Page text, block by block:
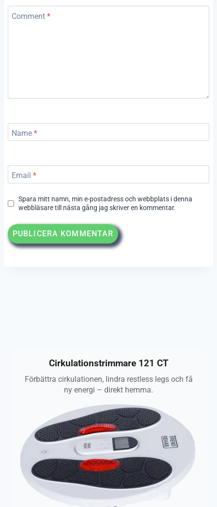
Comment *
Name *
Email *
Spara mitt namn, min e-postadress och webbplats i denna
webbläsare till nästa gång jag skriver en kommentar.
Cirkulationstrimmare 121 CT
Förbättra cirkulationen, lindra restless legs och få
ny energi – direkt hemma.